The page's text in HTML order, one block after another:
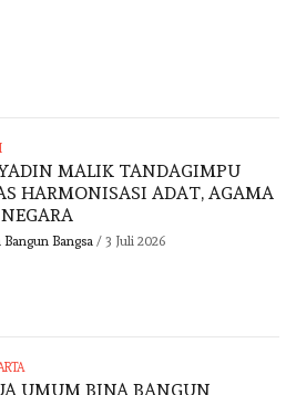
MALIK TANDAGIMPU
HARMONISASI ADAT, AGAMA
Bangun Bangsa / 3 Juli 2026
UMUM BINA BANGUN